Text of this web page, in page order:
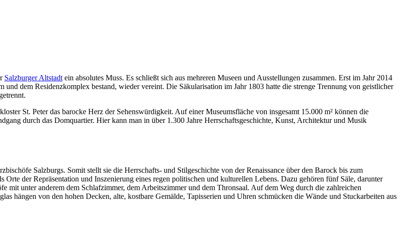
Salzburger Altstadt ein absolutes Muss. Es schließt sich aus mehreren Museen und Ausstellungen zusammen. Erst im Jahr 2014
dem Residenzkomplex bestand, wieder vereint. Die Säkularisation im Jahr 1803 hatte die strenge Trennung von geistlicher
St. Peter das barocke Herz der Sehenswürdigkeit. Auf einer Museumsfläche von insgesamt 15.000 m² können die
durch das Domquartier. Hier kann man in über 1.300 Jahre Herrschaftsgeschichte, Kunst, Architektur und Musik
Salzburgs. Somit stellt sie die Herrschafts- und Stilgeschichte von der Renaissance über den Barock bis zum
Orte der Repräsentation und Inszenierung eines regen politischen und kulturellen Lebens. Dazu gehören fünf Säle, darunter
mit unter anderem dem Schlafzimmer, dem Arbeitszimmer und dem Thronsaal. Auf dem Weg durch die zahlreichen
hängen von den hohen Decken, alte, kostbare Gemälde, Tapisserien und Uhren schmücken die Wände und Stuckarbeiten aus